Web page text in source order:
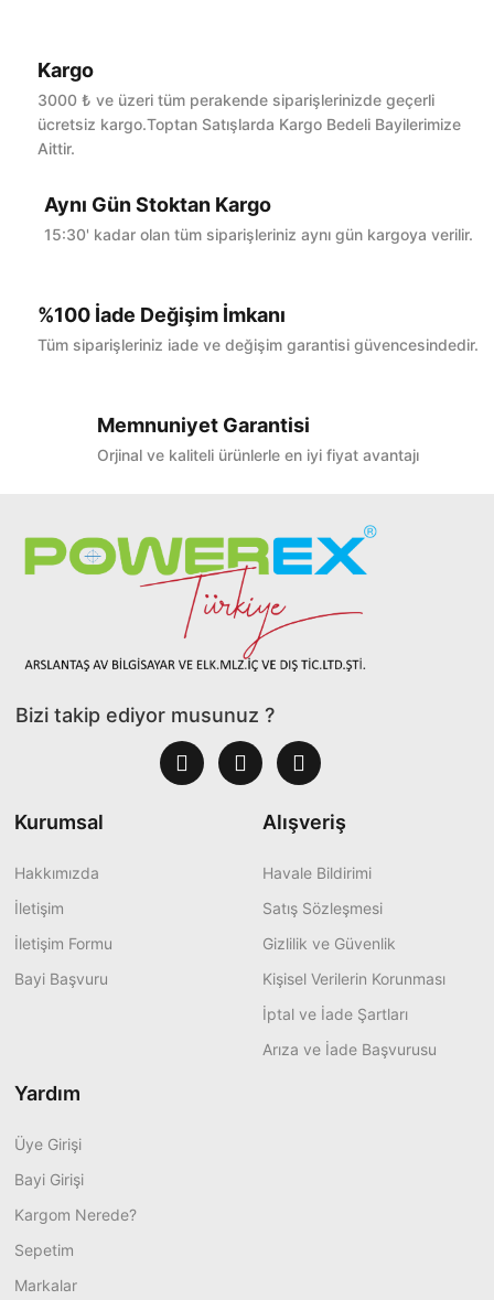
Bu ürüne ilk yorumu siz yapın!
Kargo
3000 ₺ ve üzeri tüm perakende siparişlerinizde geçerli
ücretsiz kargo.Toptan Satışlarda Kargo Bedeli Bayilerimize
Aittir.
Aynı Gün Stoktan Kargo
15:30' kadar olan tüm siparişleriniz aynı gün kargoya verilir.
%100 İade Değişim İmkanı
Tüm siparişleriniz iade ve değişim garantisi güvencesindedir.
Memnuniyet Garantisi
Orjinal ve kaliteli ürünlerle en iyi fiyat avantajı
Bizi takip ediyor musunuz ?
Kurumsal
Hakkımızda
İletişim
İletişim Formu
Bayi Başvuru
Alışveriş
Havale Bildirimi
Satış Sözleşmesi
Gizlilik ve Güvenlik
Kişisel Verilerin Korunması
İptal ve İade Şartları
Arıza ve İade Başvurusu
Yardım
Üye Girişi
Bayi Girişi
Kargom Nerede?
Sepetim
Markalar